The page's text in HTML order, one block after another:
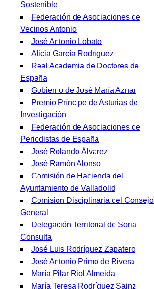
Sostenible
Federación de Asociaciones de
Vecinos Antonio
José Antonio Lobato
Alicia García Rodríguez
Real Academia de Doctores de
España
Gobierno de José María Aznar
Premio Príncipe de Asturias de
Investigación
Federación de Asociaciones de
Periodistas de España
José Rolando Álvarez
José Ramón Alonso
Comisión de Hacienda del
Ayuntamiento de Valladolid
Comisión Disciplinaria del Consejo
General
Delegación Territorial de Soria
Consulta
José Luis Rodríguez Zapatero
José Antonio Primo de Rivera
María Pilar Riol Almeida
María Teresa Rodríguez Sainz